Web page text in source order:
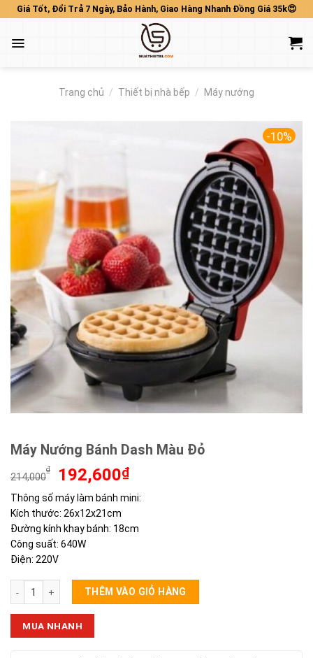
Skip
content
Giá Tốt, Đổi Trả 7 Ngày, Bảo Hành, Giao Hàng Nhanh Đồng Giá 35k😍
Trang chủ / Thiết bị nhà bếp / Máy nướng
-10%
Máy Nướng Bánh Dash Màu Đỏ
214,000
₫
Giá
là:
214,000₫.
192,600₫Giá
tại
192,600₫.
Thông số máy làm bánh mini:
Kích thước: 26x12x21cm
Đường kính khay bánh: 18cm
Công suất: 640W
Điện: 220V
Máy Nướng Bánh Dash Màu Đỏ số lượng
THÊM VÀO GIỎ HÀNG
MUA NHANH